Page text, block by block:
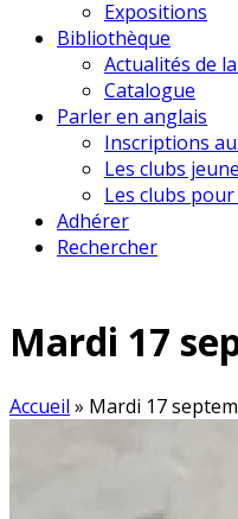
Expositions
Bibliothèque
Actualités de
Catalogue
Parler en anglais
Inscriptions
Les clubs
Les clubs
Adhérer
Rechercher
Mardi 17
Accueil » Mardi 17